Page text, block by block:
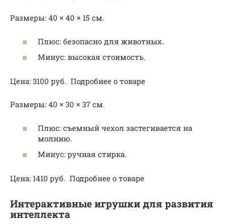
Размеры: 40 × 40 × 15 см.
Плюс: безопасно для животных.
Минус: высокая стоимость.
Цена: 3100 руб. Подробнее о товаре
Размеры: 40 × 30 × 37 см.
Плюс: съемный чехол застегивается на
молнию.
Минус: ручная стирка.
Цена: 1410 руб. Подробнее о товаре
Интерактивные игрушки для развития
интеллекта